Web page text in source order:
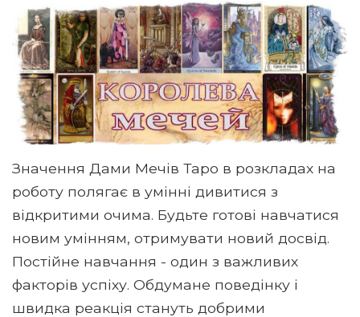
Значення Дами Мечів Таро в розкладах на
роботу полягає в умінні дивитися з
відкритими очима. Будьте готові навчатися
новим умінням, отримувати новий досвід.
Постійне навчання - один з важливих
факторів успіху. Обдумане поведінку і
швидка реакція стануть добрими